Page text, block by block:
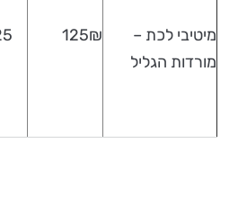
מיטיבי לכת –
מורדות הגליל
125₪